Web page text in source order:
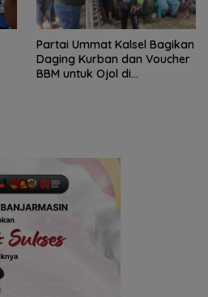
Partai Ummat Kalsel Bagikan
Daging Kurban dan Voucher
BBM untuk Ojol di